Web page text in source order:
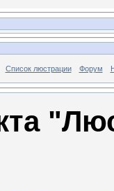
Список люстрации Форум